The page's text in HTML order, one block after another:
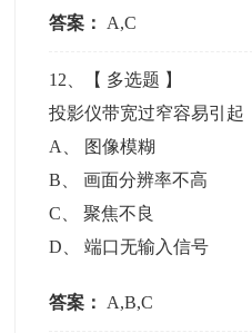
答案： A,C
12 、【 多选题 】
投影仪带宽过窄容易引
A
图像模糊
B 、画面分辨率不高
C 、聚焦不良
D 、端口无输入信号
答案： A,B,C